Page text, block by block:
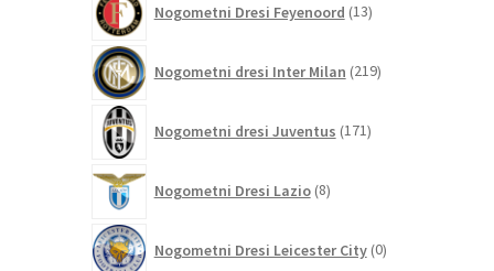
Nogometni Dresi Feyenoord 13izdelkov
Nogometni dresi Inter Milan 219izdelkov
Nogometni dresi Juventus 171izdelkov
Nogometni Dresi Lazio 8izdelkov
Nogometni Dresi Leicester City 0izdelkov